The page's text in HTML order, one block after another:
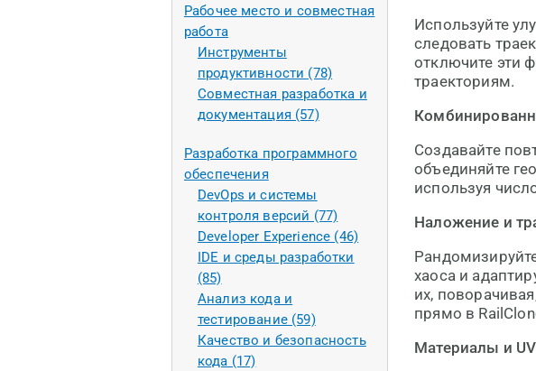
Рабочее место и совместная
работа
Инструменты
продуктивности (78)
Совместная разработка и
документация (57)
Разработка программного
обеспечения
DevOps и системы
контроля версий (77)
Developer Experience (46)
IDE и среды разработки
(85)
Анализ кода и
тестирование (59)
Качество и безопасность
кода (17)
Используйте
следовать
отключите эти
траекториям.
Создавайте
объединяйте
используя
Наложение и
хаоса и
их,
прямо в
Материалы и